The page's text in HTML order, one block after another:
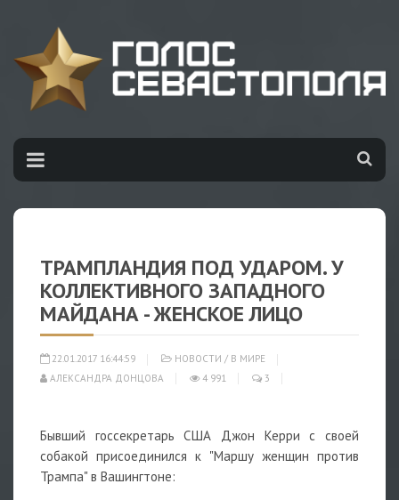
ТРАМПЛАНДИЯ ПОД УДАРОМ. У
КОЛЛЕКТИВНОГО ЗАПАДНОГО
МАЙДАНА - ЖЕНСКОЕ ЛИЦО
22.01.2017 16:44:59 НОВОСТИ / В МИРЕ
АЛЕКСАНДРА ДОНЦОВА
4 991 3
Бывший госсекретарь США Джон Керри с своей
собакой присоединился к "Маршу женщин против
Трампа" в Вашингтоне: